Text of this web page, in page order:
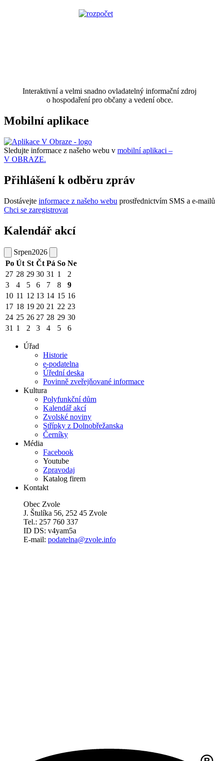
Interaktivní a velmi snadno ovladatelný informační zdroj
o hospodaření pro občany a vedení obce.
Mobilní aplikace
Sledujte informace z našeho webu v mobilní aplikaci –
V OBRAZE.
Přihlášení k odběru zpráv
Dostávejte informace z našeho webu prostřednictvím SMS a e-mailů
Chci se zaregistrovat
Kalendář akcí
Srpen2026
Po Út St Čt Pá So Ne
27 28 29 30 31 1
2
3
4 5 6 7 8
9
10 11 12 13 14 15 16
17 18 19 20 21 22 23
24 25 26 27 28 29 30
31 1 2 3 4 5 6
Úřad
Historie
e-podatelna
Úřední deska
Povinně zveřejňované informace
Kultura
Polyfunkční dům
Kalendář akcí
Zvolské noviny
Střípky z Dolnobřežanska
Černíky
Média
Facebook
Youtube
Zpravodaj
Katalog firem
Kontakt
Obec Zvole
J. Štulíka 56, 252 45 Zvole
Tel.: 257 760 337
ID DS: v4yam5a
E-mail: podatelna@zvole.info